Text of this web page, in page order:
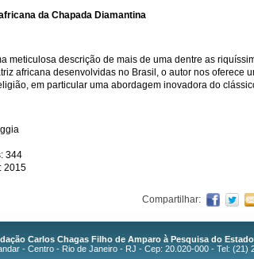
da Chapada Diamantina
meticulosa descrição de mais de uma dentre as
africana desenvolvidas no Brasil, o autor nos oferece
em particular uma abordagem inovadora do
344
2015
Compartilhar:
Carlos Chagas Filho de Amparo à Pesquisa do
- Centro - Rio de Janeiro - RJ - Cep: 20.020-000 - Tel: (21)